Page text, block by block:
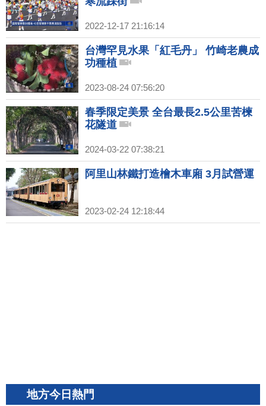
2022-12-17 21:16:14
台灣罕見水果「紅毛丹」 竹崎老農成
功種植
2023-08-24 07:56:20
春季限定美景 全台最長2.5公里苦楝
花隧道
2024-03-22 07:38:21
阿里山林鐵打造檜木車廂 3月試營運
2023-02-24 12:18:44
地方今日熱門